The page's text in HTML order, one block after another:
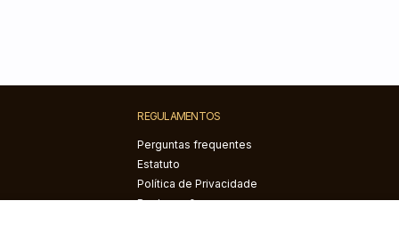
REGULAMENTOS
Perguntas frequentes
Estatuto
Política de Privacidade
Reclamações e